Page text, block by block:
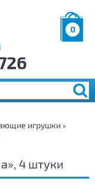
0
р.
игрушки »
4 штуки